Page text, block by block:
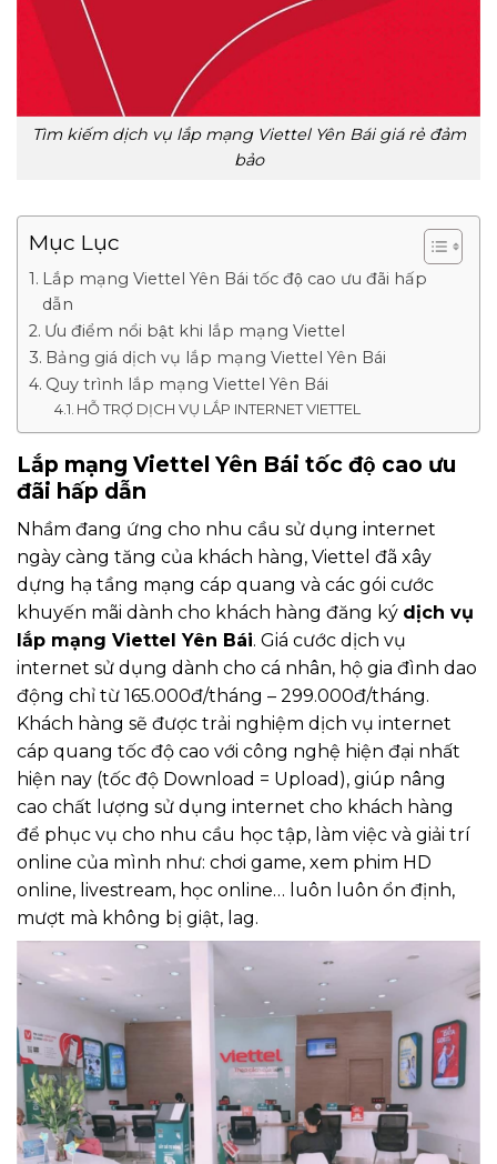
Tìm kiếm dịch vụ lắp mạng Viettel Yên Bái giá rẻ đảm
bảo
Mục Lục
Lắp mạng Viettel Yên Bái tốc độ cao ưu đãi hấp
dẫn
Ưu điểm nổi bật khi lắp mạng Viettel
Bảng giá dịch vụ lắp mạng Viettel Yên Bái
Quy trình lắp mạng Viettel Yên Bái
HỖ TRỢ DỊCH VỤ LẮP INTERNET VIETTEL
Lắp mạng Viettel Yên Bái tốc độ cao ưu
đãi hấp dẫn
Nhầm đang ứng cho nhu cầu sử dụng internet
ngày càng tăng của khách hàng, Viettel đã xây
dựng hạ tầng mạng cáp quang và các gói cước
khuyến mãi dành cho khách hàng đăng ký dịch vụ
lắp mạng Viettel Yên Bái. Giá cước dịch vụ
internet sử dụng dành cho cá nhân, hộ gia đình dao
động chỉ từ 165.000đ/tháng – 299.000đ/tháng.
Khách hàng sẽ được trải nghiệm dịch vụ internet
cáp quang tốc độ cao với công nghệ hiện đại nhất
hiện nay (tốc độ Download = Upload), giúp nâng
cao chất lượng sử dụng internet cho khách hàng
để phục vụ cho nhu cầu học tập, làm việc và giải trí
online của mình như: chơi game, xem phim HD
online, livestream, học online… luôn luôn ổn định,
mượt mà không bị giật, lag.